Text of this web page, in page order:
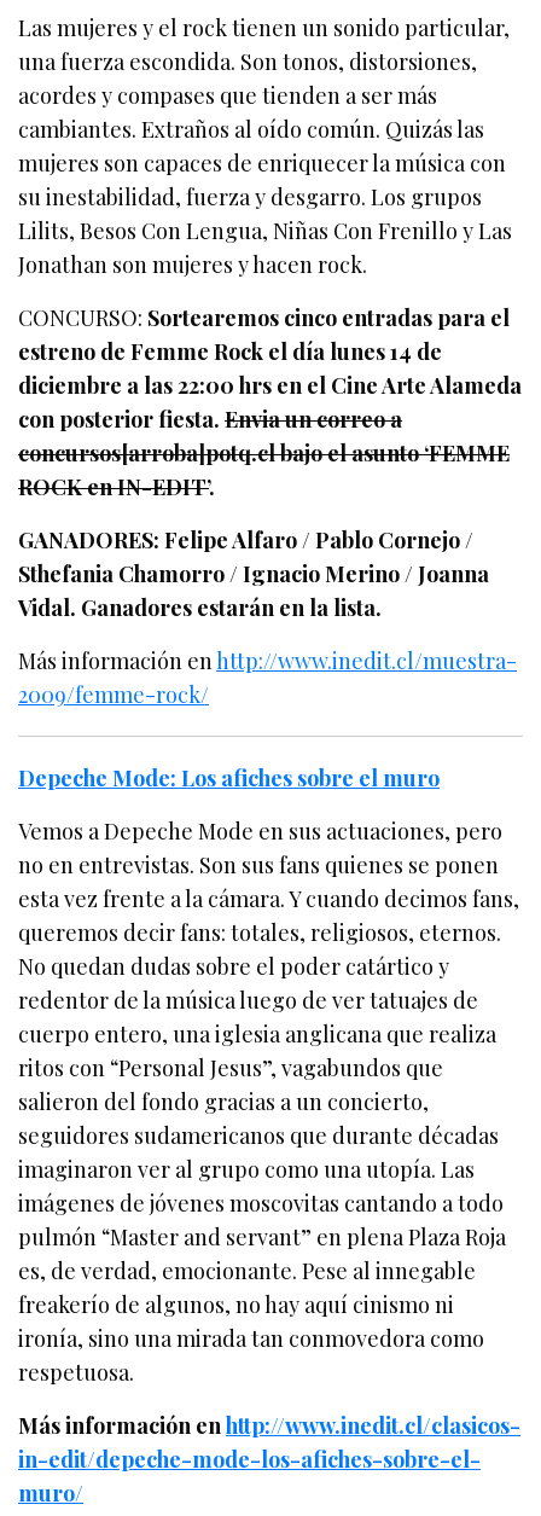
Las mujeres y el rock tienen un sonido particular,
una fuerza escondida. Son tonos, distorsiones,
acordes y compases que tienden a ser más
cambiantes. Extraños al oído común. Quizás las
mujeres son capaces de enriquecer la música con
su inestabilidad, fuerza y desgarro. Los grupos
Lilits, Besos Con Lengua, Niñas Con Frenillo y Las
Jonathan son mujeres y hacen rock.
CONCURSO: Sortearemos cinco entradas para el
estreno de Femme Rock el día lunes 14 de
diciembre a las 22:00 hrs en el Cine Arte Alameda
con posterior fiesta.Envia un correo a
concursos[arroba]potq.cl bajo el asunto ‘FEMME
ROCK en IN-EDIT’.
GANADORES: Felipe Alfaro / Pablo Cornejo /
Sthefania Chamorro / Ignacio Merino / Joanna
Vidal. Ganadores estarán en la lista.
Más información enhttp://www.inedit.cl/muestra-
2009/femme-rock/
Depeche Mode: Los afiches sobre el muro
Vemos a Depeche Mode en sus actuaciones, pero
no en entrevistas. Son sus fans quienes se ponen
esta vez frente a la cámara. Y cuando decimos fans,
queremos decir fans: totales, religiosos, eternos.
No quedan dudas sobre el poder catártico y
redentor de la música luego de ver tatuajes de
cuerpo entero, una iglesia anglicana que realiza
ritos con “Personal Jesus”, vagabundos que
salieron del fondo gracias a un concierto,
seguidores sudamericanos que durante décadas
imaginaron ver al grupo como una utopía. Las
imágenes de jóvenes moscovitas cantando a todo
pulmón “Master and servant” en plena Plaza Roja
es, de verdad, emocionante. Pese al innegable
freakerío de algunos, no hay aquí cinismo ni
ironía, sino una mirada tan conmovedora como
respetuosa.
Más información enhttp://www.inedit.cl/clasicos-
in-edit/depeche-mode-los-afiches-sobre-el-
muro/